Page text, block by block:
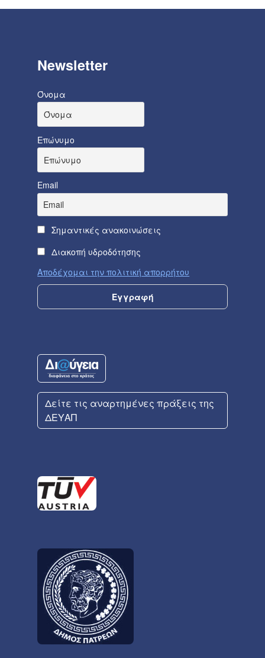
Newsletter
Όνομα
Επώνυμο
Email
Σημαντικές ανακοινώσεις
Διακοπή υδροδότησης
Αποδέχομαι την πολιτική απορρήτου
Δείτε τις αναρτημένες πράξεις της
ΔΕΥΑΠ